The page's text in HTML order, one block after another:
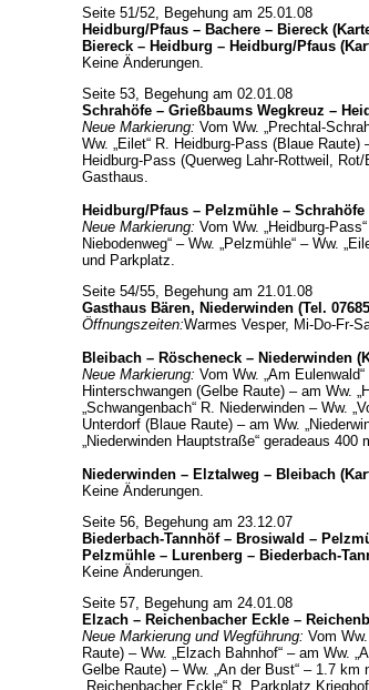
Seite 51/52, Begehung am 25.01.08
Heidburg/Pfaus – Bachere – Biereck
Biereck – Heidburg – Heidburg/Pfaus
Keine Änderungen.
Seite 53, Begehung am 02.01.08
Schrahöfe – Grießbaums Wegkreuz –
Neue Markierung: Vom Ww. „Prechtal-
Ww. „Eilet“ R. Heidburg-Pass (Blaue Raute)
Heidburg-Pass (Querweg Lahr-Rottweil, Rot/
Gasthaus.
Heidburg/Pfaus – Pelzmühle – Schrahöfe
Neue Markierung: Vom Ww. „Heidburg-
Niebodenweg“ – Ww. „Pelzmühle“ – Ww.
und Parkplatz.
Seite 54/55, Begehung am 21.01.08
Gasthaus Bären, Niederwinden (Tel.
Öffnungszeiten:Warmes Vesper, Mi-Do-Fr-
Bleibach – Röscheneck – Niederwinden
Neue Markierung: Vom Ww. „Am
Hinterschwangen (Gelbe Raute) – am Ww.
„Schwangenbach“ R. Niederwinden – Ww.
Unterdorf (Blaue Raute) – am Ww.
„Niederwinden Hauptstraße“ geradeaus 400
Niederwinden – Elztalweg – Bleibach
Keine Änderungen.
Seite 56, Begehung am 23.12.07
Biederbach-Tannhöf – Brosiwald –
Pelzmühle – Lurenberg – Biederbach-
Keine Änderungen.
Seite 57, Begehung am 24.01.08
Elzach – Reichenbacher Eckle –
Neue Markierung und Wegführung: Vom
Raute) – Ww. „Elzach Bahnhof“ – am Ww.
Gelbe Raute) – Ww. „An der Bust“ – 1.7
„Reichenbacher Eckle“ R. Parkplatz